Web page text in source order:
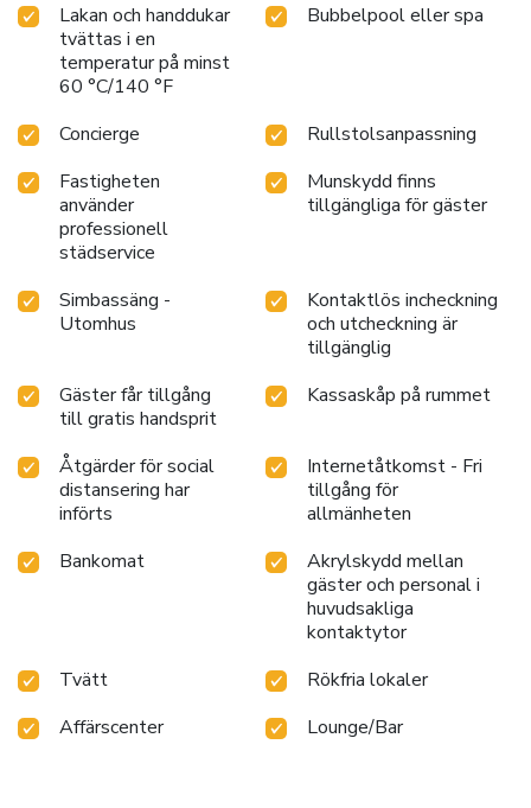
Lakan och handdukar
tvättas i en
temperatur på minst
60 °C/140 °F
Bubbelpool eller spa
Concierge
Rullstolsanpassning
Fastigheten
använder
professionell
städservice
Munskydd finns
tillgängliga för gäster
Simbassäng -
Utomhus
Kontaktlös incheckning
och utcheckning är
tillgänglig
Gäster får tillgång
till gratis handsprit
Kassaskåp på rummet
Åtgärder för social
distansering har
införts
Internetåtkomst - Fri
tillgång för
allmänheten
Bankomat
Akrylskydd mellan
gäster och personal i
huvudsakliga
kontaktytor
Tvätt
Rökfria lokaler
Affärscenter
Lounge/Bar